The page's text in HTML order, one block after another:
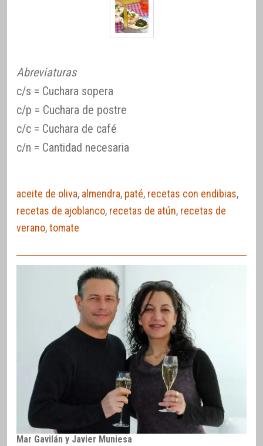
Abreviaturas
c/s = Cuchara sopera
c/p = Cuchara de postre
c/c = Cuchara de café
c/n = Cantidad necesaria
aceite de oliva, almendra, paté, recetas con endibias,
recetas de ajoblanco, recetas de atún, recetas de
verano,tomate
Mar Gavilán y Javier Muniesa